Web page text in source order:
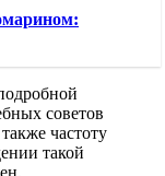
советов
частоту
такой